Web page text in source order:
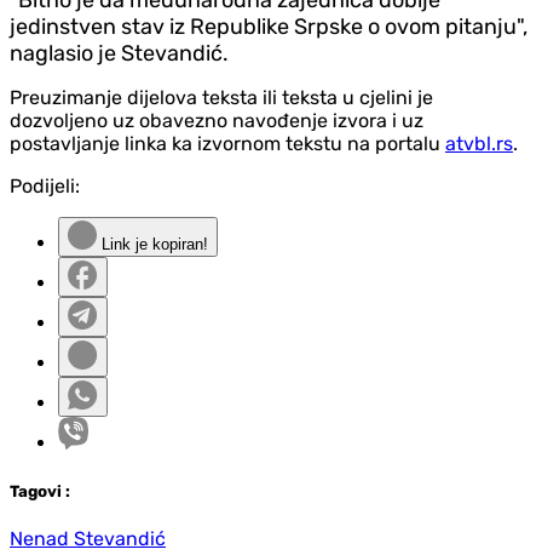
jedinstven stav iz Republike Srpske o ovom pitanju",
naglasio je Stevandić.
Preuzimanje dijelova teksta ili teksta u cjelini je
dozvoljeno uz obavezno navođenje izvora i uz
postavljanje linka ka izvornom tekstu na portalu atvbl.rs.
Podijeli:
Link je kopiran!
Tagovi :
Nenad Stevandić